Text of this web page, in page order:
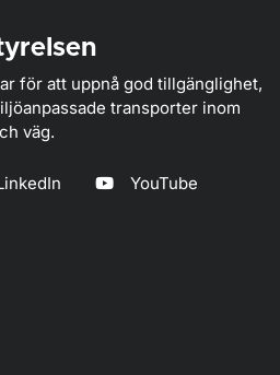
för att uppnå god tillgänglighet,
transporter inom
väg.
YouTube